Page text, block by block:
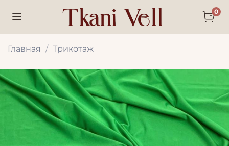
0
Главная Трикотаж